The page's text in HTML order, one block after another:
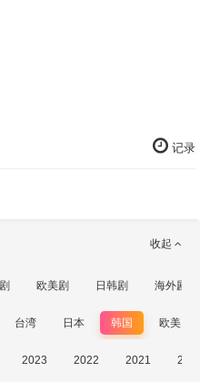
记录
收起
欧美剧 日韩剧 海外剧
台湾 日本 韩国 欧美
2023 2022 2021